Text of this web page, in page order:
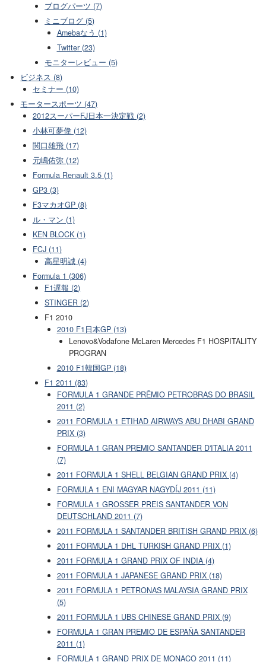
ブログパーツ (7)
ミニブログ (5)
Amebaなう (1)
Twitter (23)
モニターレビュー (5)
ビジネス (8)
セミナー (10)
モータースポーツ (47)
2012スーパーFJ日本一決定戦 (2)
小林可夢偉 (12)
関口雄飛 (17)
元嶋佑弥 (12)
Formula Renault 3.5 (1)
GP3 (3)
F3マカオGP (8)
ル・マン (1)
KEN BLOCK (1)
FCJ (11)
高星明誠 (4)
Formula 1 (306)
F1遅報 (2)
STINGER (2)
F1 2010
2010 F1日本GP (13)
Lenovo&Vodafone McLaren Mercedes F1 HOSPITALITY
PROGRAN
2010 F1韓国GP (18)
F1 2011 (83)
FORMULA 1 GRANDE PRÊMIO PETROBRAS DO BRASIL
2011 (2)
2011 FORMULA 1 ETIHAD AIRWAYS ABU DHABI GRAND
PRIX (3)
FORMULA 1 GRAN PREMIO SANTANDER D'ITALIA 2011
(7)
2011 FORMULA 1 SHELL BELGIAN GRAND PRIX (4)
FORMULA 1 ENI MAGYAR NAGYDÍJ 2011 (11)
FORMULA 1 GROSSER PREIS SANTANDER VON
DEUTSCHLAND 2011 (7)
2011 FORMULA 1 SANTANDER BRITISH GRAND PRIX (6)
2011 FORMULA 1 DHL TURKISH GRAND PRIX (1)
2011 FORMULA 1 GRAND PRIX OF INDIA (4)
2011 FORMULA 1 JAPANESE GRAND PRIX (18)
2011 FORMULA 1 PETRONAS MALAYSIA GRAND PRIX
(5)
2011 FORMULA 1 UBS CHINESE GRAND PRIX (9)
FORMULA 1 GRAN PREMIO DE ESPAÑA SANTANDER
2011 (1)
FORMULA 1 GRAND PRIX DE MONACO 2011 (11)